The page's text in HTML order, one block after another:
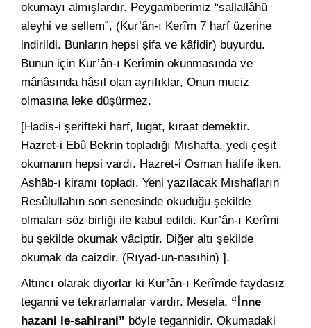
okumayı almışlardır. Peygamberimiz “sallallâhü
aleyhi ve sellem”, (Kur’ân-ı Kerîm 7 harf üzerine
indirildi. Bunların hepsi şifa ve kâfidir) buyurdu.
Bunun için Kur’ân-ı Kerîmin okunmasında ve
mânâsında hâsıl olan ayrılıklar, Onun muciz
olmasına leke düşürmez.
[Hadis-i şerifteki harf, lugat, kıraat demektir.
Hazret-i Ebû Bekrin topladığı Mıshafta, yedi çeşit
okumanın hepsi vardı. Hazret-i Osman halife iken,
Ashâb-ı kiramı topladı. Yeni yazılacak Mıshafların
Resûlullahın son senesinde okuduğu şekilde
olmaları söz birliği ile kabul edildi. Kur’ân-ı Kerîmi
bu şekilde okumak vâciptir. Diğer altı şekilde
okumak da caizdir. (Rıyad-un-nasıhin) ].
Altıncı olarak diyorlar ki Kur’ân-ı Kerîmde faydasız
teganni ve tekrarlamalar vardır. Mesela, “İnne
hazani le-sahirani” böyle tegannidir. Okumadaki